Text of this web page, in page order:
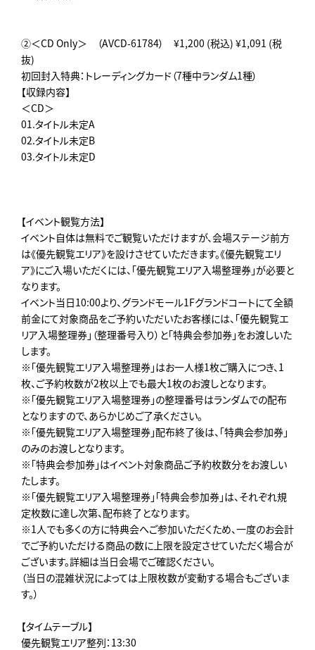
②＜CD Only＞ （AVCD-61784） ¥1,200 (税込) ¥1,091 (税
抜)
初回封入特典：トレーディングカード（7種中ランダム1種）
【収録内容】
＜CD＞
01.タイトル未定A
02.タイトル未定B
03.タイトル未定D
【イベント観覧方法】
イベント自体は無料でご観覧いただけますが、会場ステージ前方
は《優先観覧エリア》を設けさせていただきます。《優先観覧エリ
ア》にご入場いただくには、「優先観覧エリア入場整理券」が必要と
なります。
イベント当日10:00より、グランドモール1Fグランドコートにて全額
前金にて対象商品をご予約いただいたお客様には、「優先観覧エ
リア入場整理券」（整理番号入り）と「特典会参加券」をお渡しいた
します。
※「優先観覧エリア入場整理券」はお一人様1枚ご購入につき、1
枚、ご予約枚数が2枚以上でも最大1枚のお渡しとなります。
※「優先観覧エリア入場整理券」の整理番号はランダムでの配布
となりますので、あらかじめご了承ください。
※「優先観覧エリア入場整理券」配布終了後は、「特典会参加券」
のみのお渡しとなります。
※「特典会参加券」はイベント対象商品ご予約枚数分をお渡しい
たします。
※「優先観覧エリア入場整理券」「特典会参加券」は、それぞれ規
定枚数に達し次第、配布終了となります。
※1人でも多くの方に特典会へご参加いただくため、一度のお会計
でご予約いただける商品の数に上限を設定させていただく場合が
ございます。詳細は当日会場でご確認ください。
（当日の混雑状況によっては上限枚数が変動する場合もございま
す。）
【タイムテーブル】
優先観覧エリア整列：13:30